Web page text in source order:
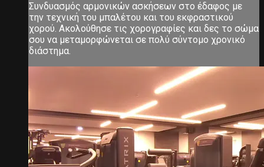
Συνδυασμός αρμονικών ασκήσεων στο έδαφος με
την τεχνική του μπαλέτου και του εκφραστικού
χορού. Ακολούθησε τις χορογραφίες και δες το σώμα
σου να μεταμορφώνεται σε πολύ σύντομο χρονικό
διάστημα.